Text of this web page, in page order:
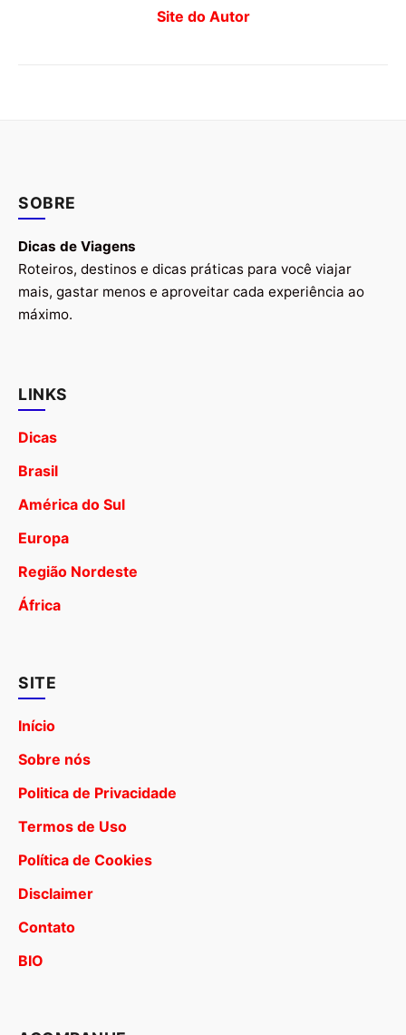
Site do Autor
SOBRE
Dicas de Viagens
Roteiros, destinos e dicas práticas para você viajar
mais, gastar menos e aproveitar cada experiência ao
máximo.
LINKS
Dicas
Brasil
América do Sul
Europa
Região Nordeste
África
SITE
Início
Sobre nós
Politica de Privacidade
Termos de Uso
Política de Cookies
Disclaimer
Contato
BIO